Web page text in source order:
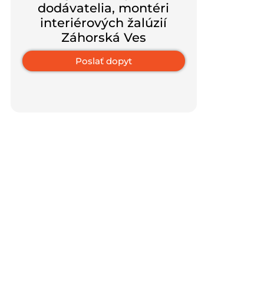
dodávatelia, montéri
interiérových ​​žalúzií
Záhorská Ves